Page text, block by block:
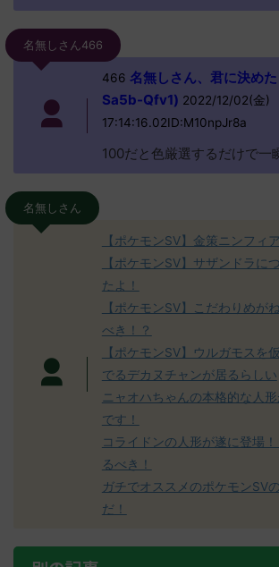
名無しさん466
466 名無しさん、君に決め
Sa5b-Qfv1) 2022/12/02(金)
17:14:16.02ID:M10npJr8a
100だと色厳選するだけで一
名無しさん
【ポケモンSV】金策ニンフィ
【ポケモンSV】サザンドラに
たよ！
【ポケモンSV】こだわりめが
べき！？
【ポケモンSV】ウルガモスを
でるデカヌチャンが居るらしい
ニャオハちゃんの本格的な人
です！
コライドンの人形が遂に登場
るべき！
ガチでオススメのポケモンSV
だ！